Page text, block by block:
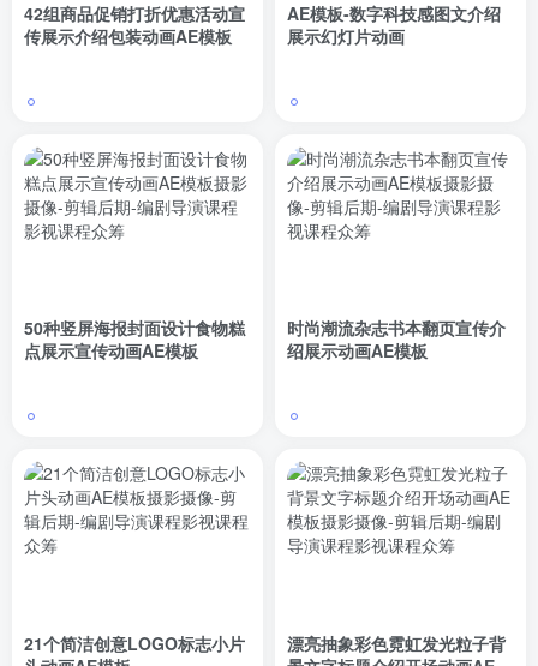
42组商品促销打折优惠活动宣
传展示介绍包装动画AE模板
AE模板-数字科技感图文介绍
展示幻灯片动画
50种竖屏海报封面设计食物糕
点展示宣传动画AE模板
时尚潮流杂志书本翻页宣传介
绍展示动画AE模板
21个简洁创意LOGO标志小片
漂亮抽象彩色霓虹发光粒子背